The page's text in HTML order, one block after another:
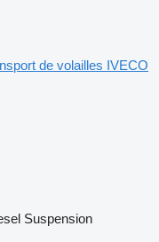
de volailles IVECO
Suspension